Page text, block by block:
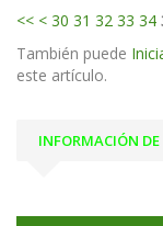
<< < 30 31 32 33 34
También puede
este artículo.
INFORMACIÓN